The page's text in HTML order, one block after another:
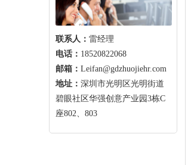
联系人： 雷经理
电话： 18520822068
邮箱： Leifan@gdzhuojiehr.com
地址： 深圳市光明区光明街道
碧眼社区华强创意产业园3栋C
座802、803